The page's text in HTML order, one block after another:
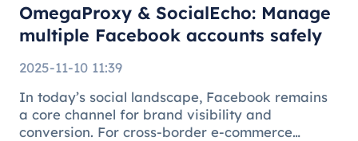
OmegaProxy & SocialEcho: Manage
multiple Facebook accounts safely
2025-11-10 11:39
In today’s social landscape, Facebook remains
a core channel for brand visibility and
conversion. For cross-border e-commerce